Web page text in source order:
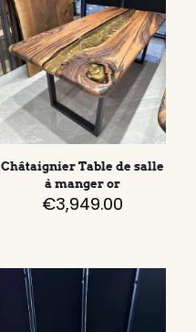
Châtaignier Table de salle
à manger or
€3,949.00